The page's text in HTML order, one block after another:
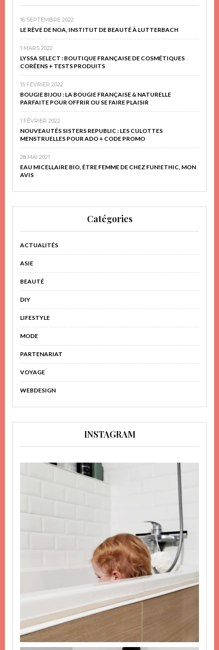
16 SEPTEMBRE 2022
LE RÊVE DE NOA, INSTITUT DE BEAUTÉ À LUTTERBACH
1 MARS 2022
LYSSA SELECT : BOUTIQUE FRANÇAISE DE COSMÉTIQUES
CORÉENS + TESTS PRODUITS
15 FÉVRIER 2022
BOUGIE BIJOU : LA BOUGIE FRANÇAISE & NATURELLE
PARFAITE POUR OFFRIR OU SE FAIRE PLAISIR
1 FÉVRIER 2022
NOUVEAUTÉS SISTERS REPUBLIC : LES CULOTTES
MENSTRUELLES POUR ADO + CODE PROMO
28 MAI 2021
EAU MICELLAIRE BIO, ÊTRE FEMME DE CHEZ FUN!ETHIC, MON
AVIS
Catégories
ACTUALITÉS
ASIE
BEAUTÉ
DIY
LIFESTYLE
MODE
PARTENARIAT
VOYAGE
WEBDESIGN
INSTAGRAM